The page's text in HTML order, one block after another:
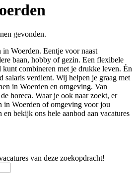
gevonden.
Woerden. Eentje voor naast
baan, hobby of gezin. Een flexibele
kunt combineren met je drukke leven. Én
salaris verdient. Wij helpen je graag met
in Woerden en omgeving. Van
horeca. Waar je ook naar zoekt, er
in Woerden of omgeving voor jou
en bekijk ons hele aanbod aan vacatures
van deze zoekopdracht!